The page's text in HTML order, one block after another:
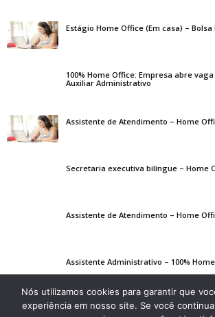
Estágio Home Office (Em casa) – Bolsa
100% Home Office: Empresa abre
Auxiliar Administrativo
Assistente de Atendimento – Home
Secretaria executiva bilíngue – Home
Assistente de Atendimento – Home
Assistente Administrativo – 100%
Nós utilizamos cookies para garantir que
experiência em nosso site. Se você